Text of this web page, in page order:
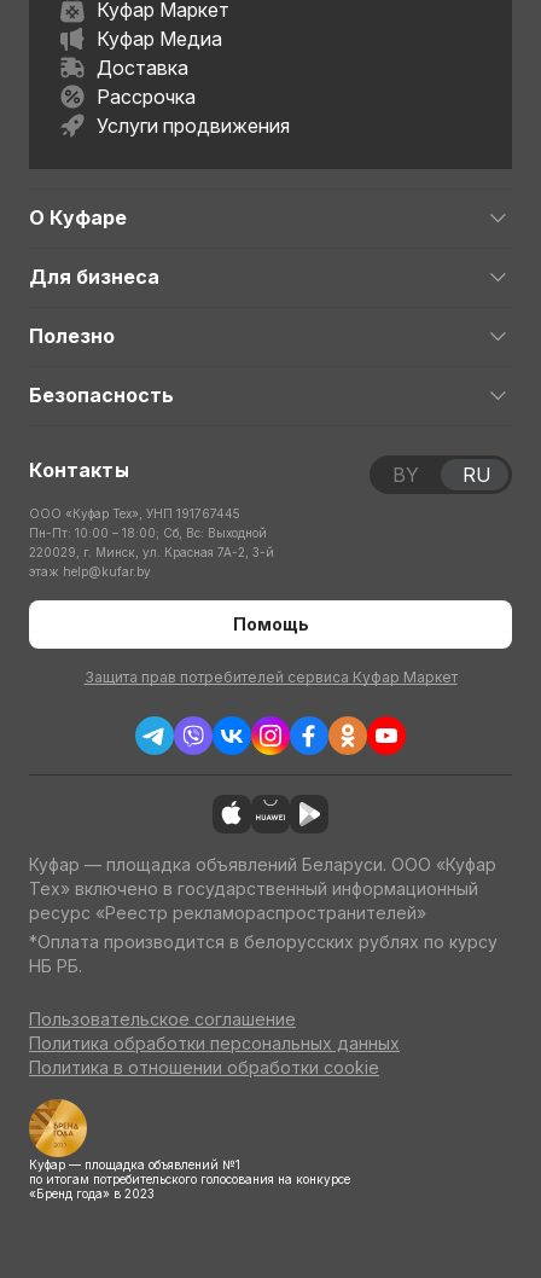
Куфар Маркет
Куфар Медиа
Доставка
Рассрочка
Услуги продвижения
О Куфаре
Для бизнеса
Полезно
Безопасность
Контакты
ООО «Куфар Тех», УНП 191767445
Пн-Пт: 10:00 – 18:00; Сб, Вс: Выходной
220029, г. Минск, ул. Красная 7А-2, 3-й
этаж help@kufar.by
Помощь
Защита прав потребителей сервиса Куфар Маркет
BY RU
Куфар — площадка объявлений Беларуси. ООО «Куфар
Тех» включено в государственный информационный
ресурс «Реестр рекламораспространителей»
*Оплата производится в белорусских рублях по курсу
НБ РБ.
Пользовательское соглашение
Политика обработки персональных данных
Политика в отношении обработки cookie
Куфар — площадка объявлений №1
по итогам потребительского голосования на конкурсе
«Бренд года» в 2023